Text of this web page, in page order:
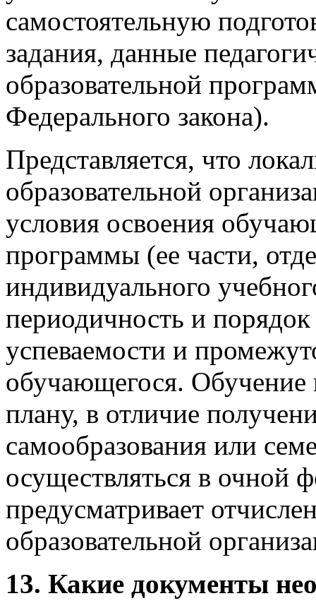
самостоятельную
задания, данные
образовательной
Федерального закона).
Представляется, что
образовательной
условия освоения
программы (ее части,
индивидуального
периодичность и
успеваемости и
обучающегося.
плану, в отличие
самообразования или
осуществляться в очной
предусматривает
образовательной
13. Какие документы